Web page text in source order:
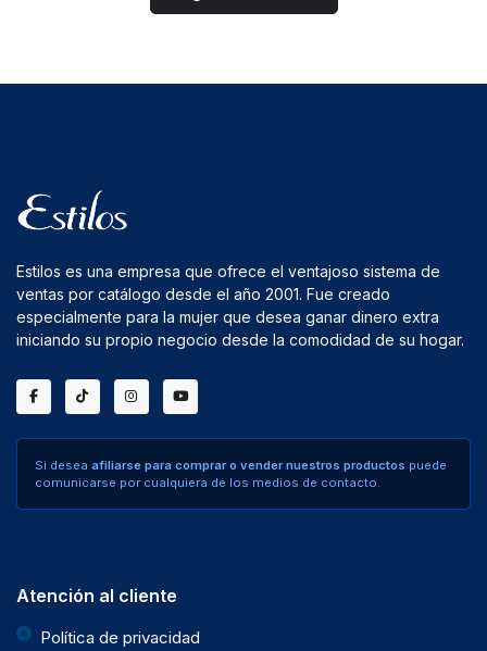
Estilos es una empresa que ofrece el ventajoso sistema de
ventas por catálogo desde el año 2001. Fue creado
especialmente para la mujer que desea ganar dinero extra
iniciando su propio negocio desde la comodidad de su hogar.
Si desea afiliarse para comprar o vender nuestros productos puede
comunicarse por cualquiera de los medios de contacto.
Atención al cliente
Política de privacidad